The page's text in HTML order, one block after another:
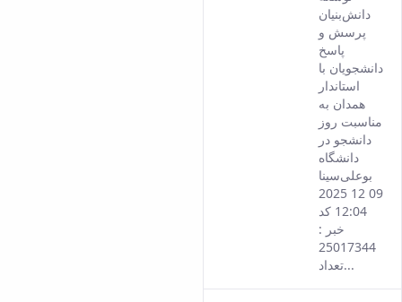
دانش‌بنیان
پرسش و
پاسخ
دانشجویان با
استاندار
همدان به
مناسبت روز
دانشجو در
دانشگاه
بوعلی‌سینا
09 12 2025
12:04 کد
خبر :
25017344
تعداد...